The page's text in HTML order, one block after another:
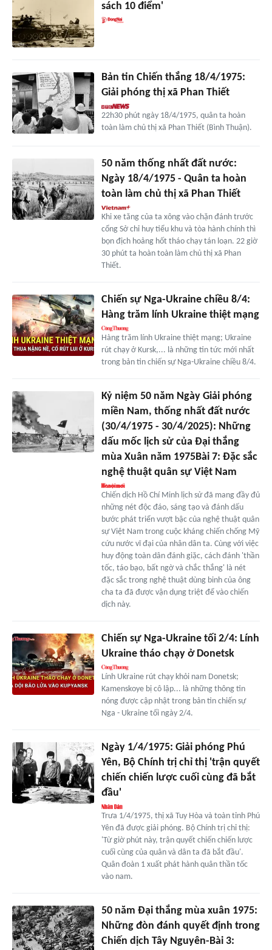
sách 10 điểm'
Bản tin Chiến thắng 18/4/1975:
Giải phóng thị xã Phan Thiết
22h30 phút ngày 18/4/1975, quân ta hoàn
toàn làm chủ thị xã Phan Thiết (Bình Thuận).
50 năm thống nhất đất nước:
Ngày 18/4/1975 - Quân ta hoàn
toàn làm chủ thị xã Phan Thiết
Khi xe tăng của ta xông vào chặn đánh trước
cổng Sở chỉ huy tiểu khu và tòa hành chính thì
bọn địch hoảng hốt tháo chạy tán loạn. 22 giờ
30 phút ta hoàn toàn làm chủ thị xã Phan
Thiết.
Chiến sự Nga-Ukraine chiều 8/4:
Hàng trăm lính Ukraine thiệt mạng
Hàng trăm lính Ukraine thiệt mạng; Ukraine
rút chạy ở Kursk,... là những tin tức mới nhất
trong bản tin chiến sự Nga-Ukraine chiều 8/4.
Kỷ niệm 50 năm Ngày Giải phóng
miền Nam, thống nhất đất nước
(30/4/1975 - 30/4/2025): Những
dấu mốc lịch sử của Đại thắng
mùa Xuân năm 1975Bài 7: Đặc sắc
nghệ thuật quân sự Việt Nam
Chiến dịch Hồ Chí Minh lịch sử đã mang đầy đủ
những nét độc đáo, sáng tạo và đánh dấu
bước phát triển vượt bậc của nghệ thuật quân
sự Việt Nam trong cuộc kháng chiến chống Mỹ
cứu nước vĩ đại của nhân dân ta. Cùng với việc
huy động toàn dân đánh giặc, cách đánh 'thần
tốc, táo bạo, bất ngờ và chắc thắng' là nét
đặc sắc trong nghệ thuật dùng binh của ông
cha ta đã được vận dụng triệt để vào chiến
dịch này.
Chiến sự Nga-Ukraine tối 2/4: Lính
Ukraine tháo chạy ở Donetsk
Lính Ukraine rút chạy khỏi nam Donetsk;
Kamenskoye bị cô lập... là những thông tin
nóng được cập nhật trong bản tin chiến sự
Nga - Ukraine tối ngày 2/4.
Ngày 1/4/1975: Giải phóng Phú
Yên, Bộ Chính trị chỉ thị 'trận quyết
chiến chiến lược cuối cùng đã bắt
đầu'
Trưa 1/4/1975, thị xã Tuy Hòa và toàn tỉnh Phú
Yên đã được giải phóng. Bộ Chính trị chỉ thị:
'Từ giờ phút này, trận quyết chiến chiến lược
cuối cùng của quân và dân ta đã bắt đầu'.
Quân đoàn 1 xuất phát hành quân thần tốc
vào nam.
50 năm Đại thắng mùa xuân 1975:
Những đòn đánh quyết định trong
Chiến dịch Tây Nguyên-Bài 3: